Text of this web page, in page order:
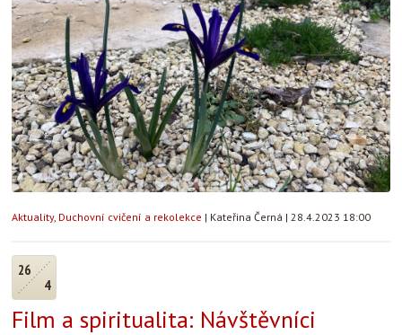
Aktuality, Duchovní cvičení a rekolekce | Kateřina Černá | 28.4.2023 18:00
26
4
Film a spiritualita: Návštěvníci